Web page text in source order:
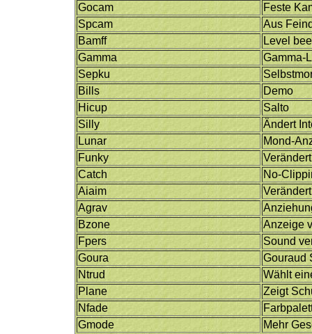
Gocam
Feste
Spcam
Aus
Bamff
Level
Gamma
Gamma-
Sepku
Bills
Demo
Hicup
Salto
Silly
Ändert
Lunar
Mond-
Funky
Catch
No-
Aiaim
Agrav
Bzone
Anzeige
Fpers
Sound
Goura
Gouraud
Ntrud
Wählt
Plane
Zeigt
Nfade
Gmode
Mehr